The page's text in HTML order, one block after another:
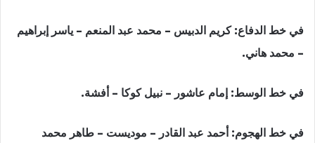
في خط الدفاع: كريم الدبيس – محمد عبد المنعم – ياسر إبراهيم
– محمد هاني.
في خط الوسط: إمام عاشور – نبيل كوكا – أفشة.
في خط الهجوم: أحمد عبد القادر – موديست – طاهر محمد